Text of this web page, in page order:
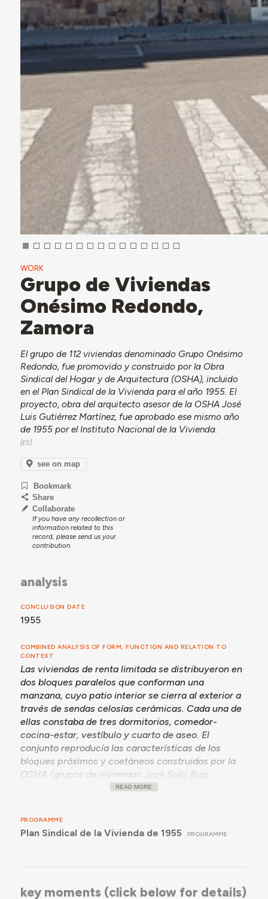
WORK
Grupo de Viviendas
Onésimo Redondo,
Zamora
El grupo de 112 viviendas denominado Grupo Onésimo
Redondo, fue promovido y construido por la Obra
Sindical del Hogar y de Arquitectura (OSHA), incluido
en el Plan Sindical de la Vivienda para el año 1955. El
proyecto, obra del arquitecto asesor de la OSHA José
Luis Gutiérrez Martínez, fue aprobado ese mismo año
de 1955 por el Instituto Nacional de la Vivienda.
see on map
Bookmark
Share
Collaborate
If you have any recollection or
information related to this
record, please send us your
contribution.
analysis
CONCLUSION DATE
1955
COMBINED ANALYSIS OF FORM, FUNCTION AND RELATION TO
CONTEXT
Las viviendas de renta limitada se distribuyeron en
dos bloques paralelos que conforman una
manzana, cuyo patio interior se cierra al exterior a
través de sendas celosías cerámicas. Cada una de
ellas constaba de tres dormitorios, comedor-
cocina-estar, vestíbulo y cuarto de aseo. El
conjunto reproducía las características de los
bloques próximos y coetáneos construidos por la
OSHA (grupos de viviendas
José Solís Ruiz
Raimundo Fernández Cuesta,
conocido como Los Bloques.
READ MORE
PROGRAMME
Plan Sindical de la Vivienda de 1955 PROGRAMME
key moments (click below for details)